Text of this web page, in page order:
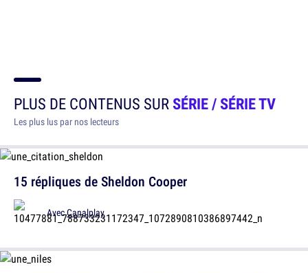
PLUS DE CONTENUS SURSÉRIE / SÉRIE TV
Les plus lus par nos lecteurs
15 répliques de Sheldon Cooper
AvecCanalplay